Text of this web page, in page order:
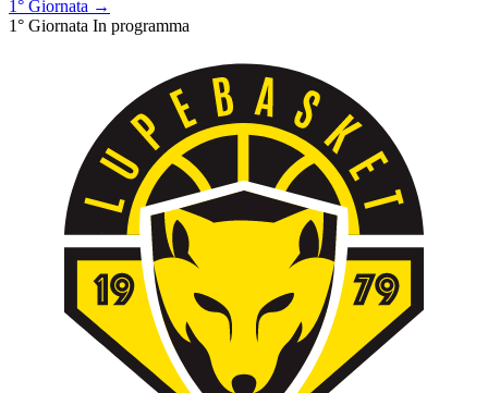
1° Giornata →
1° Giornata In programma